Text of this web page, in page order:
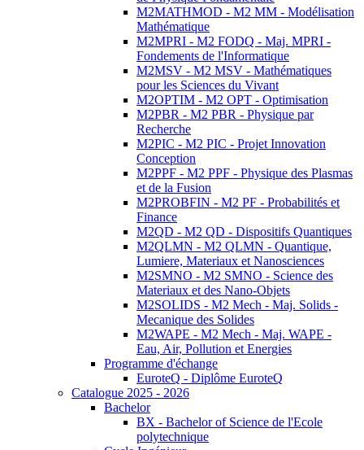
M2MATHMOD - M2 MM - Modélisation
Mathématique
M2MPRI - M2 FODQ - Maj. MPRI -
Fondements de l'Informatique
M2MSV - M2 MSV - Mathématiques
pour les Sciences du Vivant
M2OPTIM - M2 OPT - Optimisation
M2PBR - M2 PBR - Physique par
Recherche
M2PIC - M2 PIC - Projet Innovation
Conception
M2PPF - M2 PPF - Physique des Plasmas
et de la Fusion
M2PROBFIN - M2 PF - Probabilités et
Finance
M2QD - M2 QD - Dispositifs Quantiques
M2QLMN - M2 QLMN - Quantique,
Lumiere, Materiaux et Nanosciences
M2SMNO - M2 SMNO - Science des
Materiaux et des Nano-Objets
M2SOLIDS - M2 Mech - Maj. Solids -
Mecanique des Solides
M2WAPE - M2 Mech - Maj. WAPE -
Eau, Air, Pollution et Energies
Programme d'échange
EuroteQ - Diplôme EuroteQ
Catalogue 2025 - 2026
Bachelor
BX - Bachelor of Science de l'Ecole
polytechnique